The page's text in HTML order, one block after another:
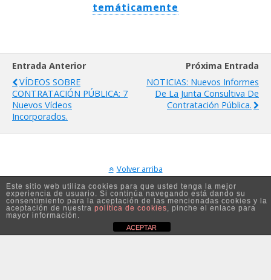
temáticamente
Entrada Anterior
VÍDEOS SOBRE
CONTRATACIÓN PÚBLICA: 7
Nuevos Vídeos
Incorporados.
Próxima Entrada
NOTICIAS: Nuevos Informes
De La Junta Consultiva De
Contratación Pública.
Volver arriba
Móvil Escritorio
Este sitio web utiliza cookies para que usted tenga la mejor
experiencia de usuario. Si continúa navegando está dando su
consentimiento para la aceptación de las mencionadas cookies y la
aceptación de nuestra política de cookies, pinche el enlace para
mayor información.
ACEPTAR